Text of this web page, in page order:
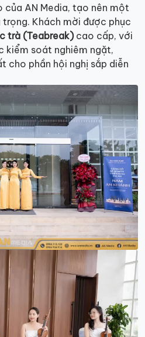
của AN Media, tạo nên một
Khách mời được phục
trà (Teabreak)cao cấp, với
kiểm soát nghiêm ngặt,
cho phần hội nghị sắp diễn